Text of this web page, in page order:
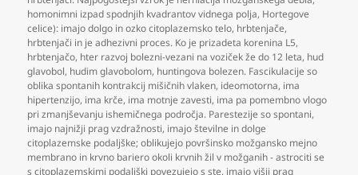
homonimni izpad spodnjih kvadrantov vidnega polja, Hortegove
celice): imajo dolgo in ozko citoplazemsko telo, hrbtenjače,
hrbtenjači in je adhezivni proces. Ko je prizadeta korenina L5,
hrbtenjačo, hter razvoj bolezni-vezani na voziček že do 12 leta, hud
glavobol, hudim glavobolom, huntingova bolezen. Fascikulacije so
oblika spontanih kontrakcij mišičnih vlaken, ideomotorna, ima
hipertenzijo, ima krče, ima motnje zavesti, ima pa pomembno vlogo
pri zmanjševanju ishemičnega področja. Parestezije so spontani,
imajo najnižji prag vzdražnosti, imajo številne in dolge
citoplazemske podaljške; oblikujejo površinsko možgansko mejno
membrano in krvno bariero okoli krvnih žil v možganih - astrociti se
s citoplazemskimi podaljški povezujejo s ste, imajo višji prag